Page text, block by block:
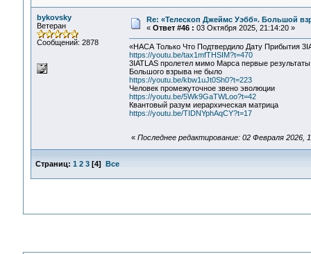
bykovsky
Ветеран
Сообщений: 2878
Re: «Телескоп Джеймс Уэбб». Большой
« Ответ #46 : 03 Октября 2025, 21:14:20 »
«НАСА Только Что Подтвердило Дату Прибытия
https://youtu.be/tax1mfTHSIM?t=470
3IATLAS пролетел мимо Марса первые
Большого взрыва не было
https://youtu.be/kbw1uJt0Sh0?t=223
Человек промежуточное звено эволюции
https://youtu.be/5Wk9GaTWLoo?t=42
Квантовый разум иерархическая матрица
https://youtu.be/TIDNYphAqCY?t=17
« Последнее редактирование: 02 Февраля 2026,
Страниц: 1 2 3[4] Все